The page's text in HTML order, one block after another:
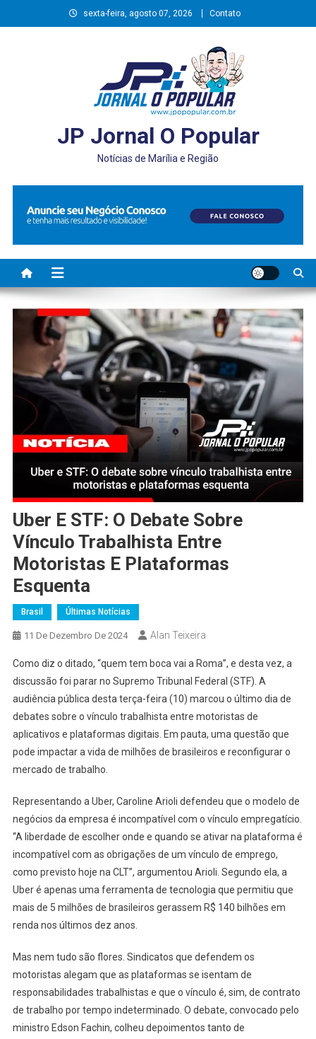
to
sexta-feira, agosto 07, 2026 Contato
JP Jornal O Popular
Notícias de Marília e Região
Uber E STF: O Debate Sobre
Vínculo Trabalhista Entre
Motoristas E Plataformas
Esquenta
Brasil Últimas Notícias
11 De Dezembro De 2024 Alan Teixeira
Como diz o ditado, “quem tem boca vai a Roma”, e desta vez, a
discussão foi parar no Supremo Tribunal Federal (STF). A
audiência pública desta terça-feira (10) marcou o último dia de
debates sobre o vínculo trabalhista entre motoristas de
aplicativos e plataformas digitais. Em pauta, uma questão que
pode impactar a vida de milhões de brasileiros e reconfigurar o
mercado de trabalho.
Representando a Uber, Caroline Arioli defendeu que o modelo de
negócios da empresa é incompatível com o vínculo empregatício.
“A liberdade de escolher onde e quando se ativar na plataforma é
incompatível com as obrigações de um vínculo de emprego,
como previsto hoje na CLT”, argumentou Arioli. Segundo ela, a
Uber é apenas uma ferramenta de tecnologia que permitiu que
mais de 5 milhões de brasileiros gerassem R$ 140 bilhões em
renda nos últimos dez anos.
Mas nem tudo são flores. Sindicatos que defendem os
motoristas alegam que as plataformas se isentam de
responsabilidades trabalhistas e que o vínculo é, sim, de contrato
de trabalho por tempo indeterminado. O debate, convocado pelo
ministro Edson Fachin, colheu depoimentos tanto de